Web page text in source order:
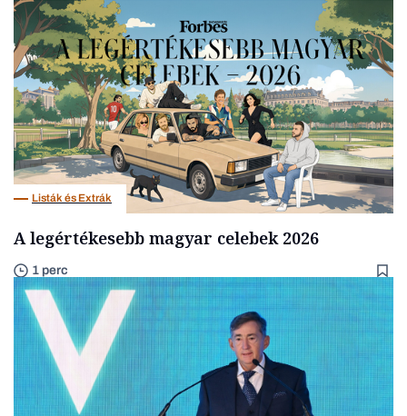
Listák és Extrák
A legértékesebb magyar celebek 2026
1 perc